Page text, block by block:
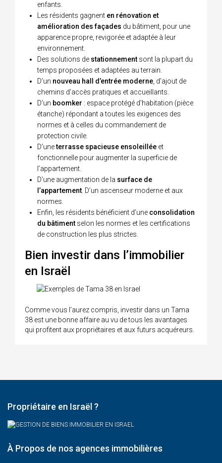
enfants.
Les résidents gagnent en rénovation et
amélioration des façades du bâtiment, pour une
apparence propre, revigorée et adaptée à leur
environnement.
Des solutions de stationnement sont la plupart du
temps proposées et adaptées au terrain.
D’un nouveau hall d’entrée moderne , d’ajout de
chemins d’accès pratiques et accueillants.
D’un boomker : espace protégé d’habitation (pièce
étanche) répondant a toutes les exigences des
normes et à celles du commandement de
protection civile.
D’uneterrasse spacieuse ensoleillée et
fonctionnelle pour augmenter la superficie de
l’appartement.
D’une augmentation de la surface de
l’appartement . D’un ascenseur moderne et aux
normes.
Enfin, les résidents bénéficient d’une consolidation
du bâtiment selon les normes et les certifications
de construction les plus strictes.
Bien investir dans l’immobilier
en Israël
Comme vous l’aurez compris, investir dans un Tama
38 est une bonne affaire au vu de tous les avantages
qui profitent aux propriétaires et aux futurs acquéreurs.
Propriétaire en Israël ?
À Propos de nos agences immobilières